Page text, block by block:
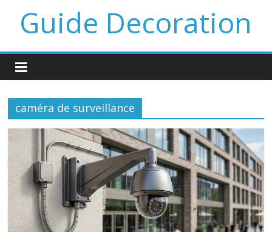
Guide Decoration
caméra de surveillance